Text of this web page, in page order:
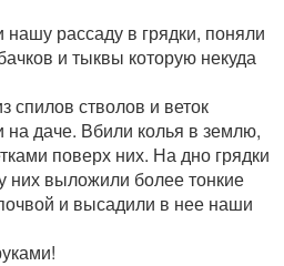
нашу рассаду в грядки, поняли
и тыквы которую некуда
спилов стволов и веток
даче. Вбили колья в землю,
поверх них. На дно грядки
них выложили более тонкие
и высадили в нее наши